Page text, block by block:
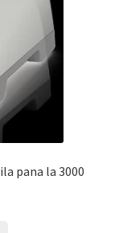
pana la 3000